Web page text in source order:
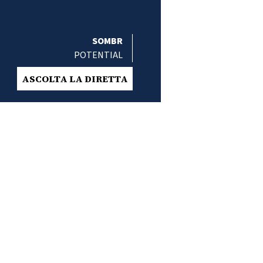
SOMBR
POTENTIAL
ASCOLTA LA DIRETTA